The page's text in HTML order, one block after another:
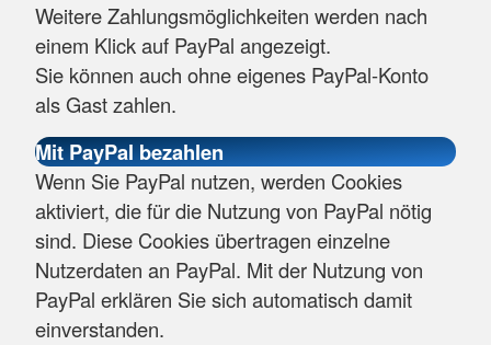
Weitere Zahlungsmöglichkeiten werden nach
einem Klick auf PayPal angezeigt.
Sie können auch ohne eigenes PayPal-Konto
als Gast zahlen.
Wenn Sie PayPal nutzen, werden Cookies
aktiviert, die für die Nutzung von PayPal nötig
sind. Diese Cookies übertragen einzelne
Nutzerdaten an PayPal. Mit der Nutzung von
PayPal erklären Sie sich automatisch damit
einverstanden.